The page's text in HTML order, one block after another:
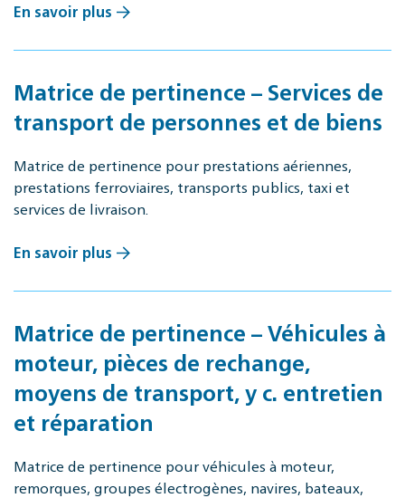
En savoir plus
Matrice de pertinence – Services de
transport de personnes et de biens
Matrice de pertinence pour prestations aériennes,
prestations ferroviaires, transports publics, taxi et
services de livraison.
En savoir plus
Matrice de pertinence – Véhicules à
moteur, pièces de rechange,
moyens de transport, y c. entretien
et réparation
Matrice de pertinence pour véhicules à moteur,
remorques, groupes électrogènes, navires, bateaux,